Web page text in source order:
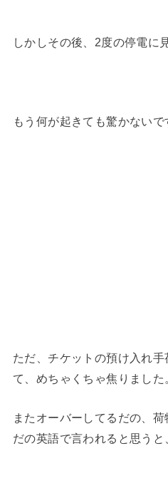
しかしその後、2度の停電に
もう何が起きても驚かないで
ただ、チケットの預け入れ
て、めちゃくちゃ焦りました
またオーバーしてるだの、
だの英語で言われると思うと